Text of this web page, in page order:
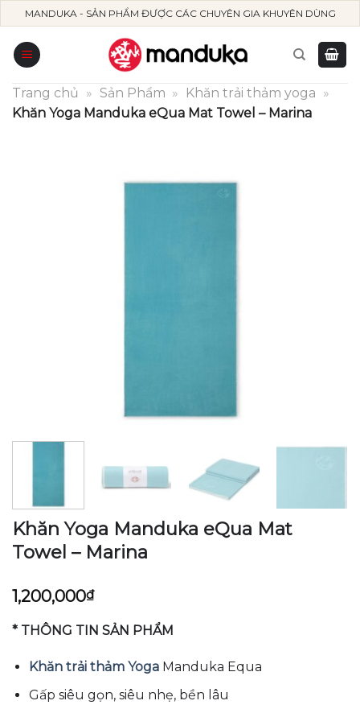
Skip
to
content
MANDUKA - SẢN PHẨM ĐƯỢC CÁC CHUYÊN GIA KHUYÊN DÙNG
Trang chủ » Sản Phẩm » Khăn trải thảm yoga »
Khăn Yoga Manduka eQua Mat Towel – Marina
Khăn Yoga Manduka eQua Mat
Towel – Marina
1,200,000₫
* THÔNG TIN SẢN PHẨM
Khăn trải thảm YogaManduka Equa
Gấp siêu gọn, siêu nhẹ, bền lâu